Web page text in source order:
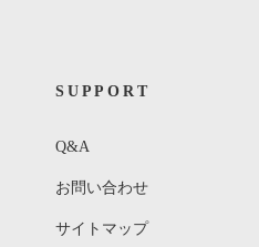
SUPPORT
Q&A
お問い合わせ
サイトマップ